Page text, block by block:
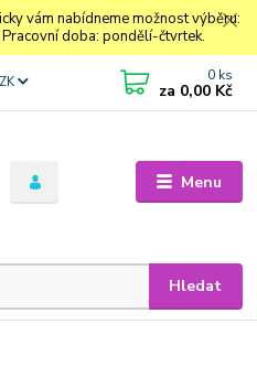
vám nabídneme možnost výběru:
doba: pondělí-čtvrtek.
Menu
Hledat
0 ks
za 0,00 Kč